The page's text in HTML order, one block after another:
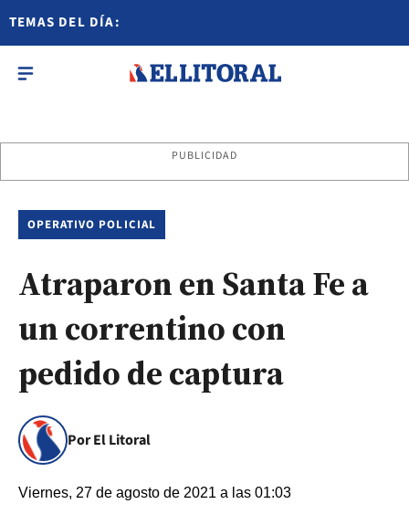
TEMAS DEL DÍA:
PUBLICIDAD
OPERATIVO POLICIAL
Atraparon en Santa Fe a
un correntino con
pedido de captura
Por El Litoral
Viernes, 27 de agosto de 2021 a las 01:03